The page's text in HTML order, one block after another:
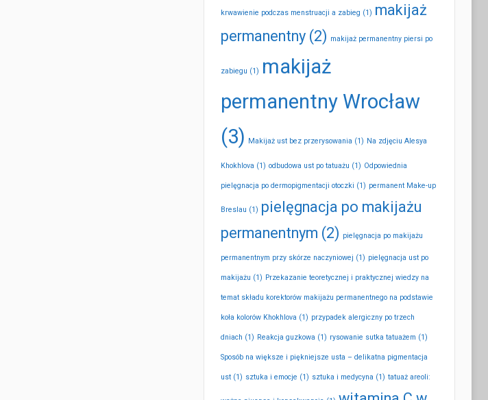
krwawienie podczas menstruacji a zabieg (1) makijaż
permanentny(2) makijaż permanentny piersi po
zabiegu (1) makijaż
permanentny Wrocław
(3) Makijaż ust bez przerysowania (1) Na zdjęciu Alesya
Khokhlova (1) odbudowa ust po tatuażu (1) Odpowiednia
pielęgnacja po dermopigmentacji otoczki (1) permanent Make-up
Breslau (1) pielęgnacja po makijażu
permanentnym (2) pielęgnacja po makijażu
permanentnym przy skórze naczyniowej (1) pielęgnacja ust po
makijażu (1) Przekazanie teoretycznej i praktycznej wiedzy na
temat składu korektorów makijażu permanentnego na podstawie
koła kolorów Khokhlova (1) przypadek alergiczny po trzech
dniach (1) Reakcja guzkowa (1) rysowanie sutka tatuażem (1)
Sposób na większe i piękniejsze usta – delikatna pigmentacja
ust(1) sztuka i emocje (1) sztuka i medycyna (1) tatuaż areoli: